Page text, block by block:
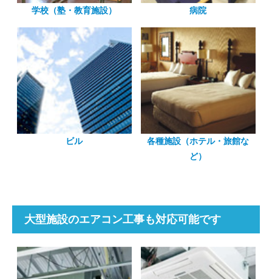
学校（塾・教育施設） 病院
ビル
各種施設（ホテル・旅館な
ど）
大型施設のエアコン工事も対応可能です